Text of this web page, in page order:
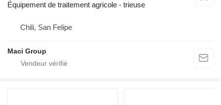
Équipement de traitement agricole - trieuse
Chili, San Felipe
Maci Group